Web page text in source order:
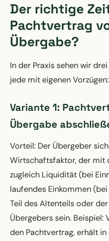
Der richtige
Pachtvertrag
Übergabe?
In der Praxis sehen wir
jede mit eigenen Vorzügen:
Variante 1:
Übergabe
Vorteil: Der Übergeber
Wirtschaftsfaktor, der mit
zugleich Liquidität (bei
laufendes Einkommen
Teil des Altenteils oder
Übergebers sein.
den Pachtvertrag, erhält